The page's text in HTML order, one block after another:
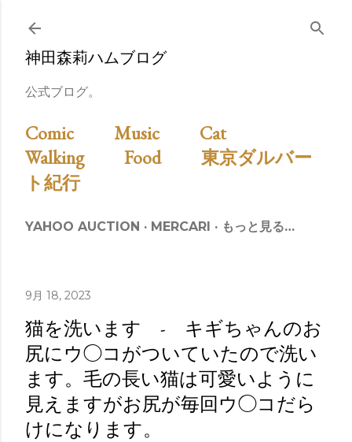
スキップしてメイン コンテンツに移動
神田森莉ハムブログ
公式ブログ。
Comic Music
Cat
Walking
Food
東京ダルバー
ト紀行
YAHOO AUCTION MERCARI もっと見る…
9月 18, 2023
猫を洗います - キギちゃんのお
尻にウ◯コがついていたので洗い
ます。毛の長い猫は可愛いように
見えますがお尻が毎回ウ◯コだら
けになります。